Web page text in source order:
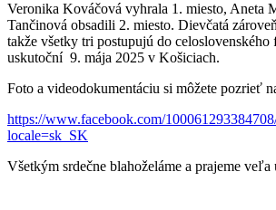
Veronika Kováčová vyhrala 1. miesto, Aneta
Tančinová obsadili 2. miesto. Dievčatá
takže všetky tri postupujú do celoslovenského
uskutoční 9. mája 2025 v Košiciach.
Foto a videodokumentáciu si môžete pozrieť
https://www.facebook.com/
locale=sk_SK
Všetkým srdečne blahoželáme a prajeme veľa